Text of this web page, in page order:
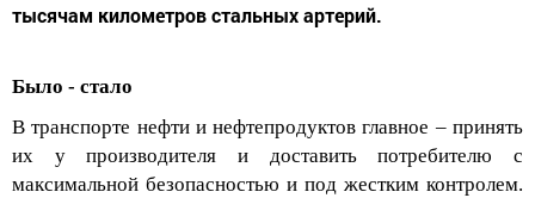
тысячам километров стальных артерий.
Было - стало
В транспорте нефти и нефтепродуктов главное – принять
их у производителя и доставить потребителю с
максимальной безопасностью и под жестким контролем.